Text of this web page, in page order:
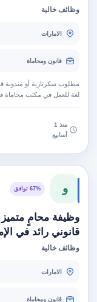
وظائف خالية
الامارات
قانون ومحاماة
مطلوب سكرتارية أو مندوبة
لغة للعمل في مكتب محاماة
منذ 1
أسابيع
و 67% توافق
وظيفة محامٍ
قانوني رائد في
وظائف خالية
الامارات
قانون ومحاماة